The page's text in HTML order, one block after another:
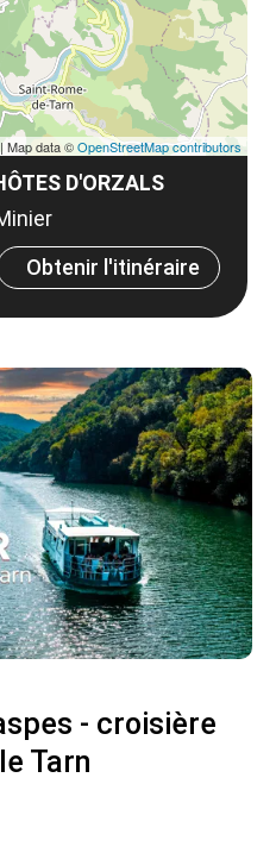
D'ORZALS
Obtenir l'itinéraire
| Map data ©OpenStreetMap contributors
- croisière
Tarn